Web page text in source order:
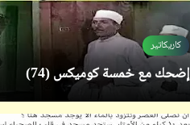
فيدراديو
جولة سريعة بالسيارة داخل إحدى
القرى الصغيرة في ألمانيا
كاريكاتير
إضحك مع خمسة كوميكس (74)